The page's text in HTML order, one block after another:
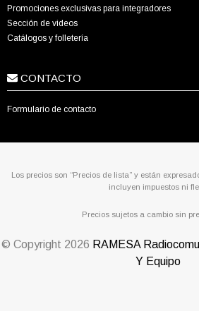
Promociones exclusivas para integradores
Sección de videos
Catálogos y folletería
CONTACTO
Formulario de contacto
Los precios son “Precios de lista” y están
incluyen impuestos ni
Precios sujetos a cambio sin
© Copyright 2026 RAMESA
Y Equipo